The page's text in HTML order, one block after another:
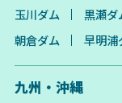
玉川ダム
黒瀬ダ
朝倉ダム
早明浦
九州・沖縄